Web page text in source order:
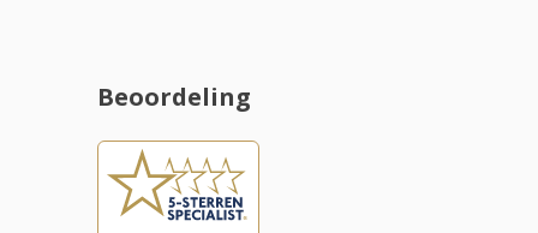
Beoordeling